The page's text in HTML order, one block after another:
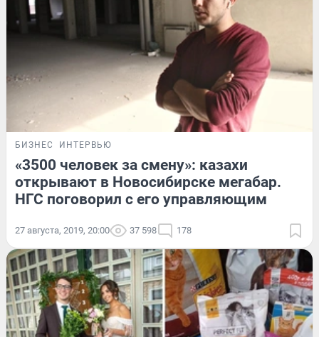
БИЗНЕС ИНТЕРВЬЮ
«3500 человек за смену»: казахи
открывают в Новосибирске мегабар.
НГС поговорил с его управляющим
27 августа, 2019, 20:00 37 598 178